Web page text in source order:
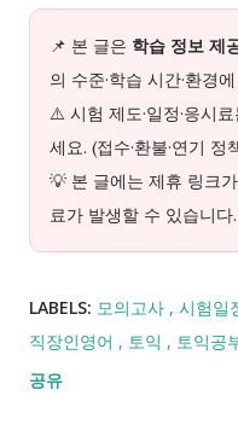
📌 본 글은 학습 정보 제
의 수준·학습 시간·환경
⚠️ 시험 제도·일정·응시료
세요. (접수·환불·연기 정
💡 본 글에는 제휴 링크
료가 발생할 수 있습니다.
LABELS: 모의고사 시험일
직장인영어
토익 토익공
공유